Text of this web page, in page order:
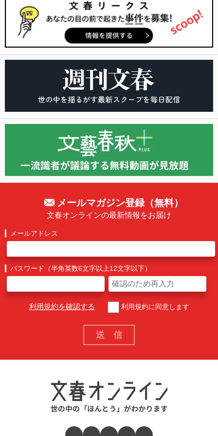
メールマガジン登録（無料）
文春オンラインの最新情報をお届け
メールアドレス
パスワード（半角英数6文字以上12文字以下）
利用規約を確認する 利用規約に同意します